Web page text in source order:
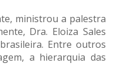
ministrou a palestra
Dra. Eloiza Sales
Entre outros
a hierarquia das